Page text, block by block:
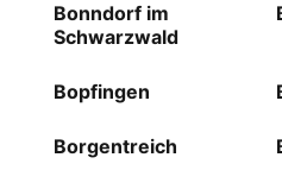
Bonndorf im
Schwarzwald
Bopfingen
Borgentreich